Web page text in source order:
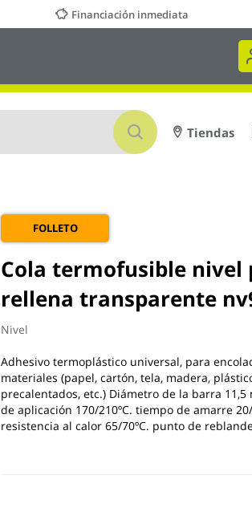
Financiación inmediata
Buscar
Tiendas
FOLLETO
Cola termofusible nivel
rellena transparente
Nivel
Adhesivo termoplástico universal, para
materiales (papel, cartón, tela, madera,
precalentados, etc.) Diámetro de la barra
de aplicación 170/210ºC. tiempo de amarre
resistencia al calor 65/70ºC. punto de